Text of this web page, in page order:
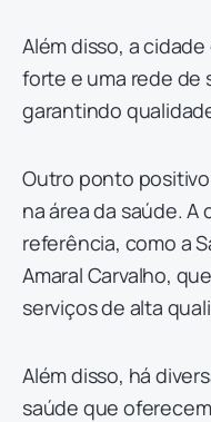
Além disso, a
forte e uma rede de
garantindo
Outro ponto
na área da saúde.
referência, como a
Amaral Carvalho,
serviços de alta
Além disso, há
saúde que